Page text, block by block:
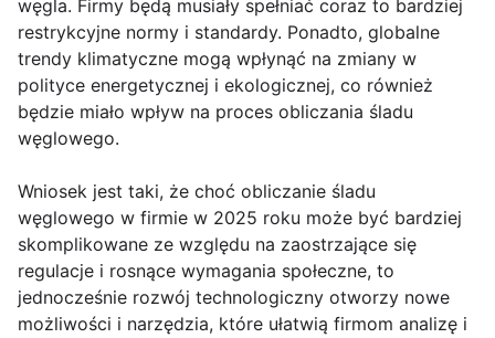
węgla. Firmy będą musiały spełniać coraz to bardziej
restrykcyjne normy i standardy. Ponadto, globalne
trendy klimatyczne mogą wpłynąć na zmiany w
polityce energetycznej i ekologicznej, co również
będzie miało wpływ na proces obliczania śladu
węglowego.
Wniosek jest taki, że choć obliczanie śladu
węglowego w firmie w 2025 roku może być bardziej
skomplikowane ze względu na zaostrzające się
regulacje i rosnące wymagania społeczne, to
jednocześnie rozwój technologiczny otworzy nowe
możliwości i narzędzia, które ułatwią firmom analizę i